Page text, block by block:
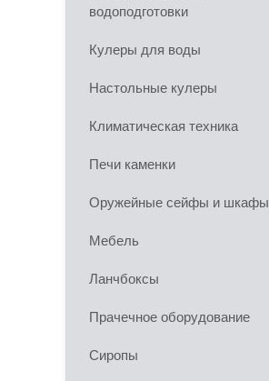
водоподготовки
Кулеры для воды
Настольные кулеры
Климатическая техника
Печи каменки
Оружейные сейфы и шкафы
Мебель
Ланчбоксы
Прачечное оборудование
Сиропы